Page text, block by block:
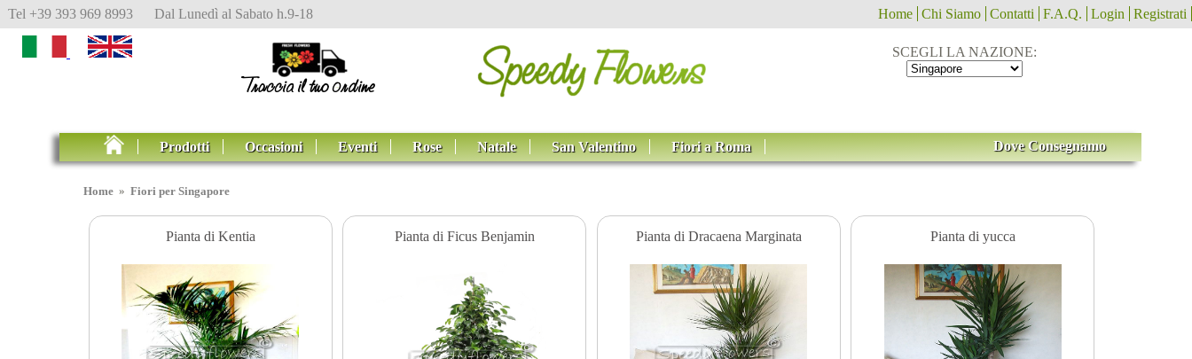
Tel +39 393 969 8993 Dal Lunedì al Sabato h.9-18 Home Chi Siamo Contatti F.A.Q. Login Registrati
SCEGLI LA NAZIONE:
Prodotti Occasioni Eventi Rose Natale San Valentino Fiori a Roma Dove Consegnamo
Home »Fiori per Singapore
Pianta di Kentia Pianta di Ficus Benjamin Pianta di Dracaena Marginata Pianta di yucca